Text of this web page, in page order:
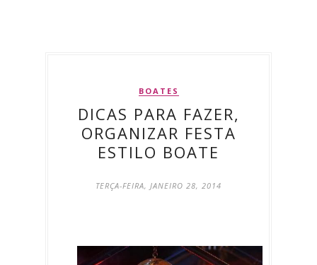
BOATES
DICAS PARA FAZER,
ORGANIZAR FESTA
ESTILO BOATE
TERÇA-FEIRA, JANEIRO 28, 2014